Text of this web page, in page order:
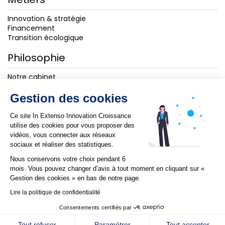
Innovation & stratégie
Financement
Transition écologique
Philosophie
Notre cabinet
Nos engagements RSE
Talents
Notre équipe
Travailler chez nous
Nous rejoindre
Actualités
Toute l'actualité
Dossiers thématiques
Baromètre des levées de fonds
Gestion des cookies
Ce site In Extenso Innovation Croissance
utilise des cookies pour vous proposer des
vidéos, vous connecter aux réseaux
sociaux et réaliser des statistiques.
Nous conservons votre choix pendant 6
mois. Vous pouvez changer d’avis à tout moment en cliquant sur «
Gestion des cookies » en bas de notre page.
Lire la politique de confidentialité
Consentements certifiés par